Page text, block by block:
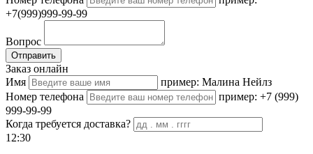
+7(999)999-99-99
Вопрос
Отправить
Заказ онлайн
Имя
пример: Малина Нейлз
Номер телефона
пример: +7 (999)
999-99-99
Когда требуется доставка?
12:30